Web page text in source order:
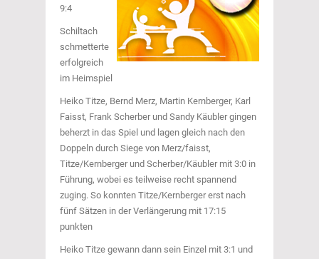
9:4
Schiltach
schmetterte
erfolgreich
im Heimspiel
Heiko Titze, Bernd Merz, Martin Kernberger, Karl
Faisst, Frank Scherber und Sandy Käubler gingen
beherzt in das Spiel und lagen gleich nach den
Doppeln durch Siege von Merz/faisst,
Titze/Kernberger und Scherber/Käubler mit 3:0 in
Führung, wobei es teilweise recht spannend
zuging. So konnten Titze/Kernberger erst nach
fünf Sätzen in der Verlängerung mit 17:15
punkten
Heiko Titze gewann dann sein Einzel mit 3:1 und